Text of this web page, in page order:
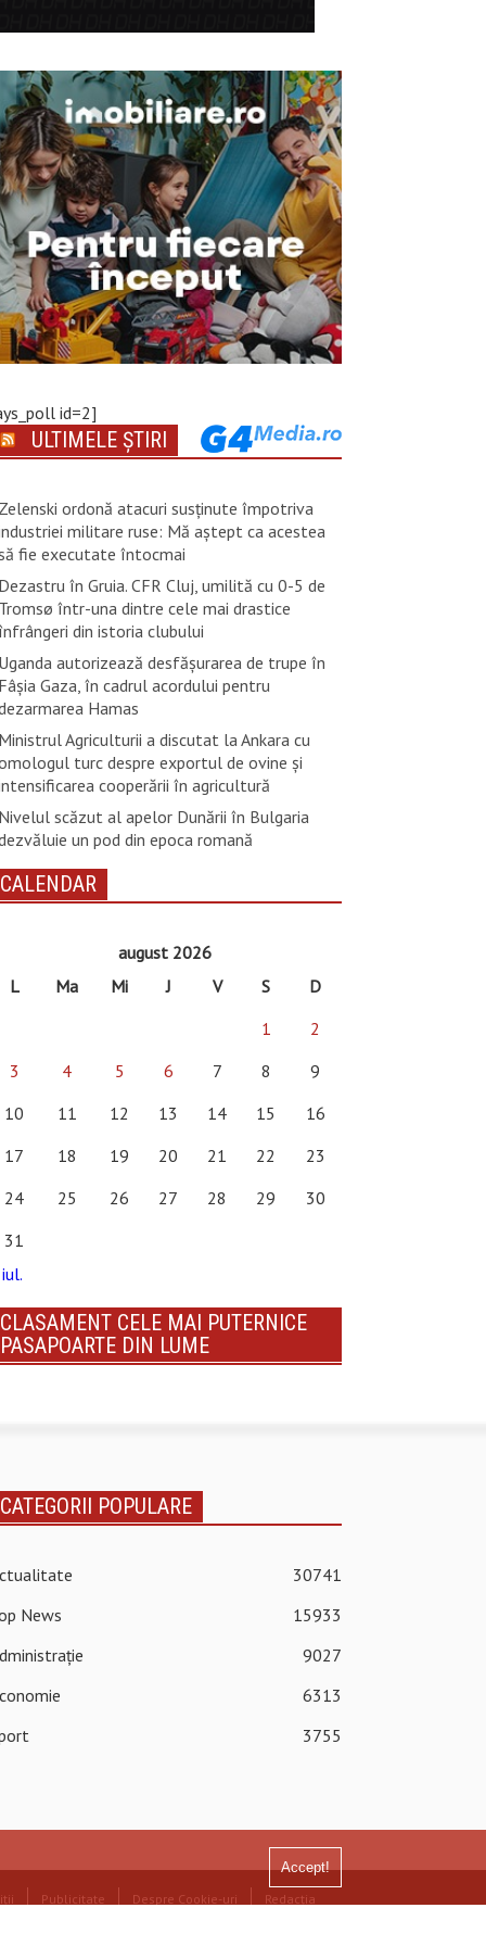
id=2]
ULTIMELE ȘTIRI
ordonă atacuri susţinute împotriva
militare ruse: Mă aştept ca acestea
fie executate întocmai
în Gruia. CFR Cluj, umilită cu 0-5 de
într-una dintre cele mai drastice
din istoria clubului
autorizează desfăşurarea de trupe în
Gaza, în cadrul acordului pentru
Hamas
Agriculturii a discutat la Ankara cu
turc despre exportul de ovine și
cooperării în agricultură
scăzut al apelor Dunării în Bulgaria
un pod din epoca romană
CALENDAR
august 2026
L
Ma Mi J V S
D
1
2
3
4 5 6 7 8
9
10
11 12 13 14 15
16
17
18 19 20 21 22
23
24
25 26 27 28 29
30
31
CLASAMENT CELE MAI PUTERNICE
PASAPOARTE DIN LUME
CATEGORII POPULARE
30741
News
15933
9027
6313
3755
Publicitate Despre Cookie-uri Redacția
Accept!